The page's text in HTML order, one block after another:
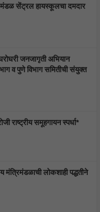
मंडळ सेंट्रल हायस्कूलचा दमदार
जनजागृती अभियान
व पुणे विभाग समितीची संयुक्त
राष्ट्रीय समूहगायन स्पर्धा*
मंत्रिमंडळाची लोकशाही पद्धतीने